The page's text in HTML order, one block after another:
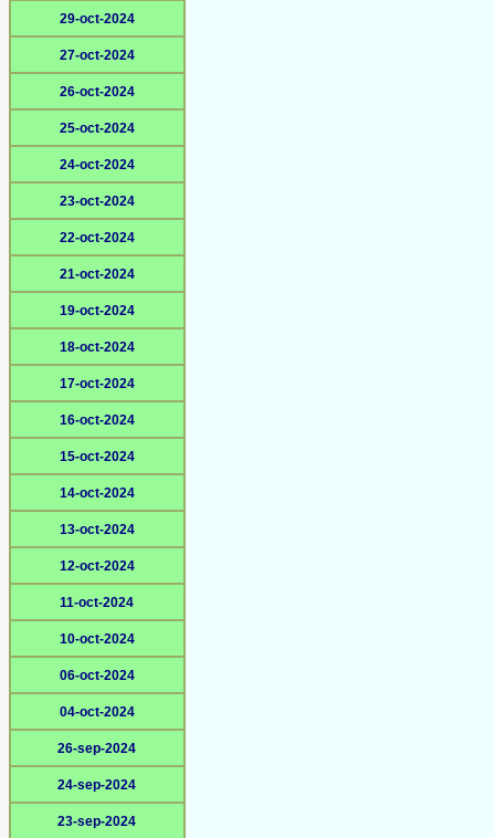
29-oct-2024
27-oct-2024
26-oct-2024
25-oct-2024
24-oct-2024
23-oct-2024
22-oct-2024
21-oct-2024
19-oct-2024
18-oct-2024
17-oct-2024
16-oct-2024
15-oct-2024
14-oct-2024
13-oct-2024
12-oct-2024
11-oct-2024
10-oct-2024
06-oct-2024
04-oct-2024
26-sep-2024
24-sep-2024
23-sep-2024